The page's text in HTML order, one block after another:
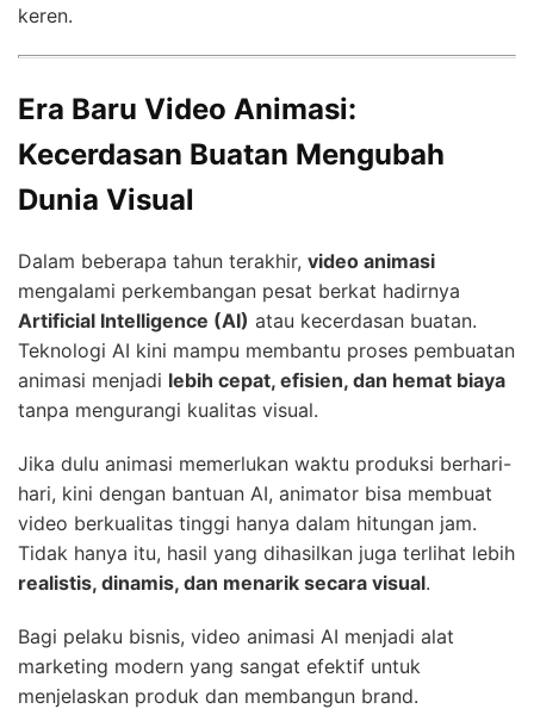
keren.
Era Baru Video Animasi:
Kecerdasan Buatan Mengubah
Dunia Visual
Dalam beberapa tahun terakhir, video animasi
mengalami perkembangan pesat berkat hadirnya
Artificial Intelligence (AI) atau kecerdasan buatan.
Teknologi AI kini mampu membantu proses pembuatan
animasi menjadi lebih cepat, efisien, dan hemat biaya
tanpa mengurangi kualitas visual.
Jika dulu animasi memerlukan waktu produksi berhari-
hari, kini dengan bantuan AI, animator bisa membuat
video berkualitas tinggi hanya dalam hitungan jam.
Tidak hanya itu, hasil yang dihasilkan juga terlihat lebih
realistis, dinamis, dan menarik secara visual.
Bagi pelaku bisnis, video animasi AI menjadi alat
marketing modern yang sangat efektif untuk
menjelaskan produk dan membangun brand.